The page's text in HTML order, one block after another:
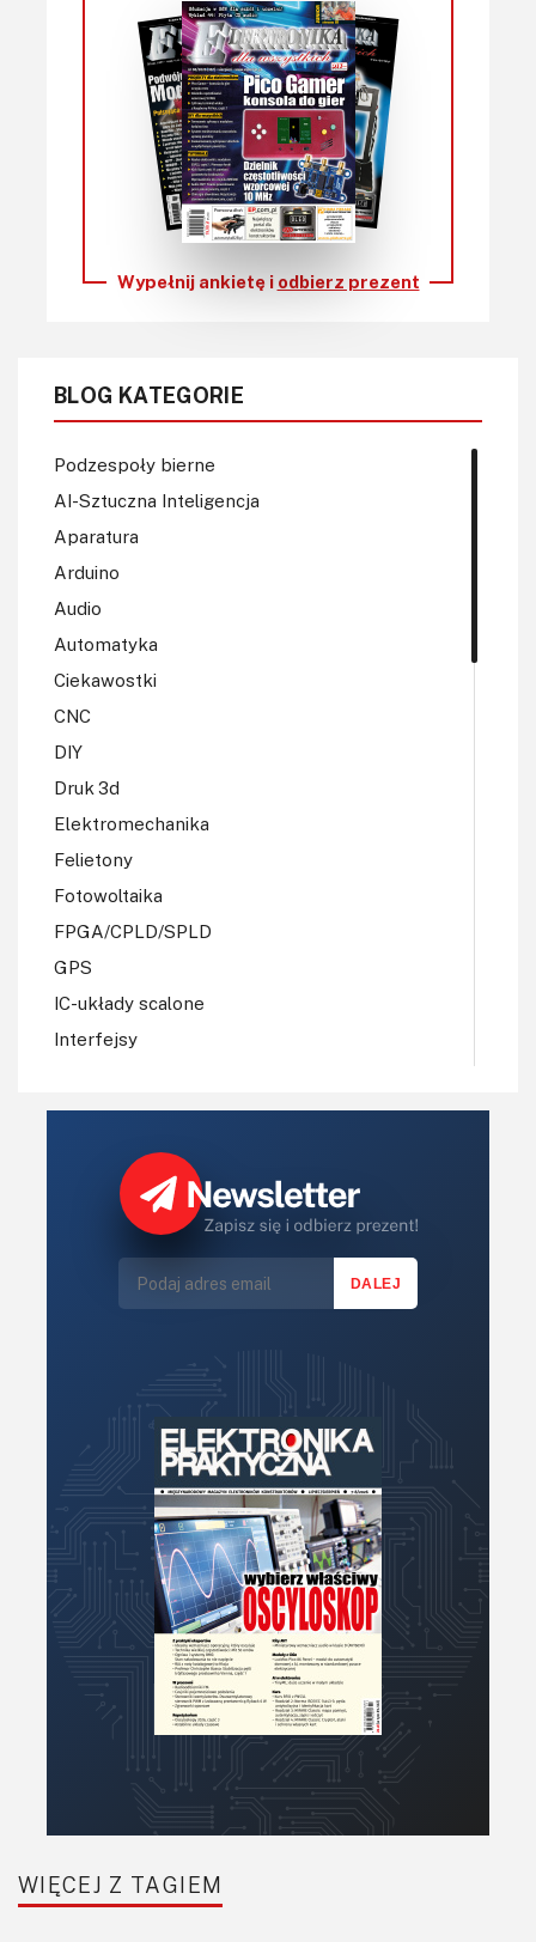
Wypełnij ankietę i odbierz prezent
BLOG KATEGORIE
Podzespoły bierne
AI-Sztuczna Inteligencja
Aparatura
Arduino
Audio
Automatyka
Ciekawostki
CNC
DIY
Druk 3d
Elektromechanika
Felietony
Fotowoltaika
FPGA/CPLD/SPLD
GPS
IC-układy scalone
Interfejsy
Koła Naukowe
LED/LCD/OLED
Mechatronika
Optoelektronika
PCB/Montaż
Podstawy elektroniki
Podzespoły bierne
Półprzewodniki
Pomiary i testy
Projektowanie
Sensory
WIĘCEJ Z TAGIEM